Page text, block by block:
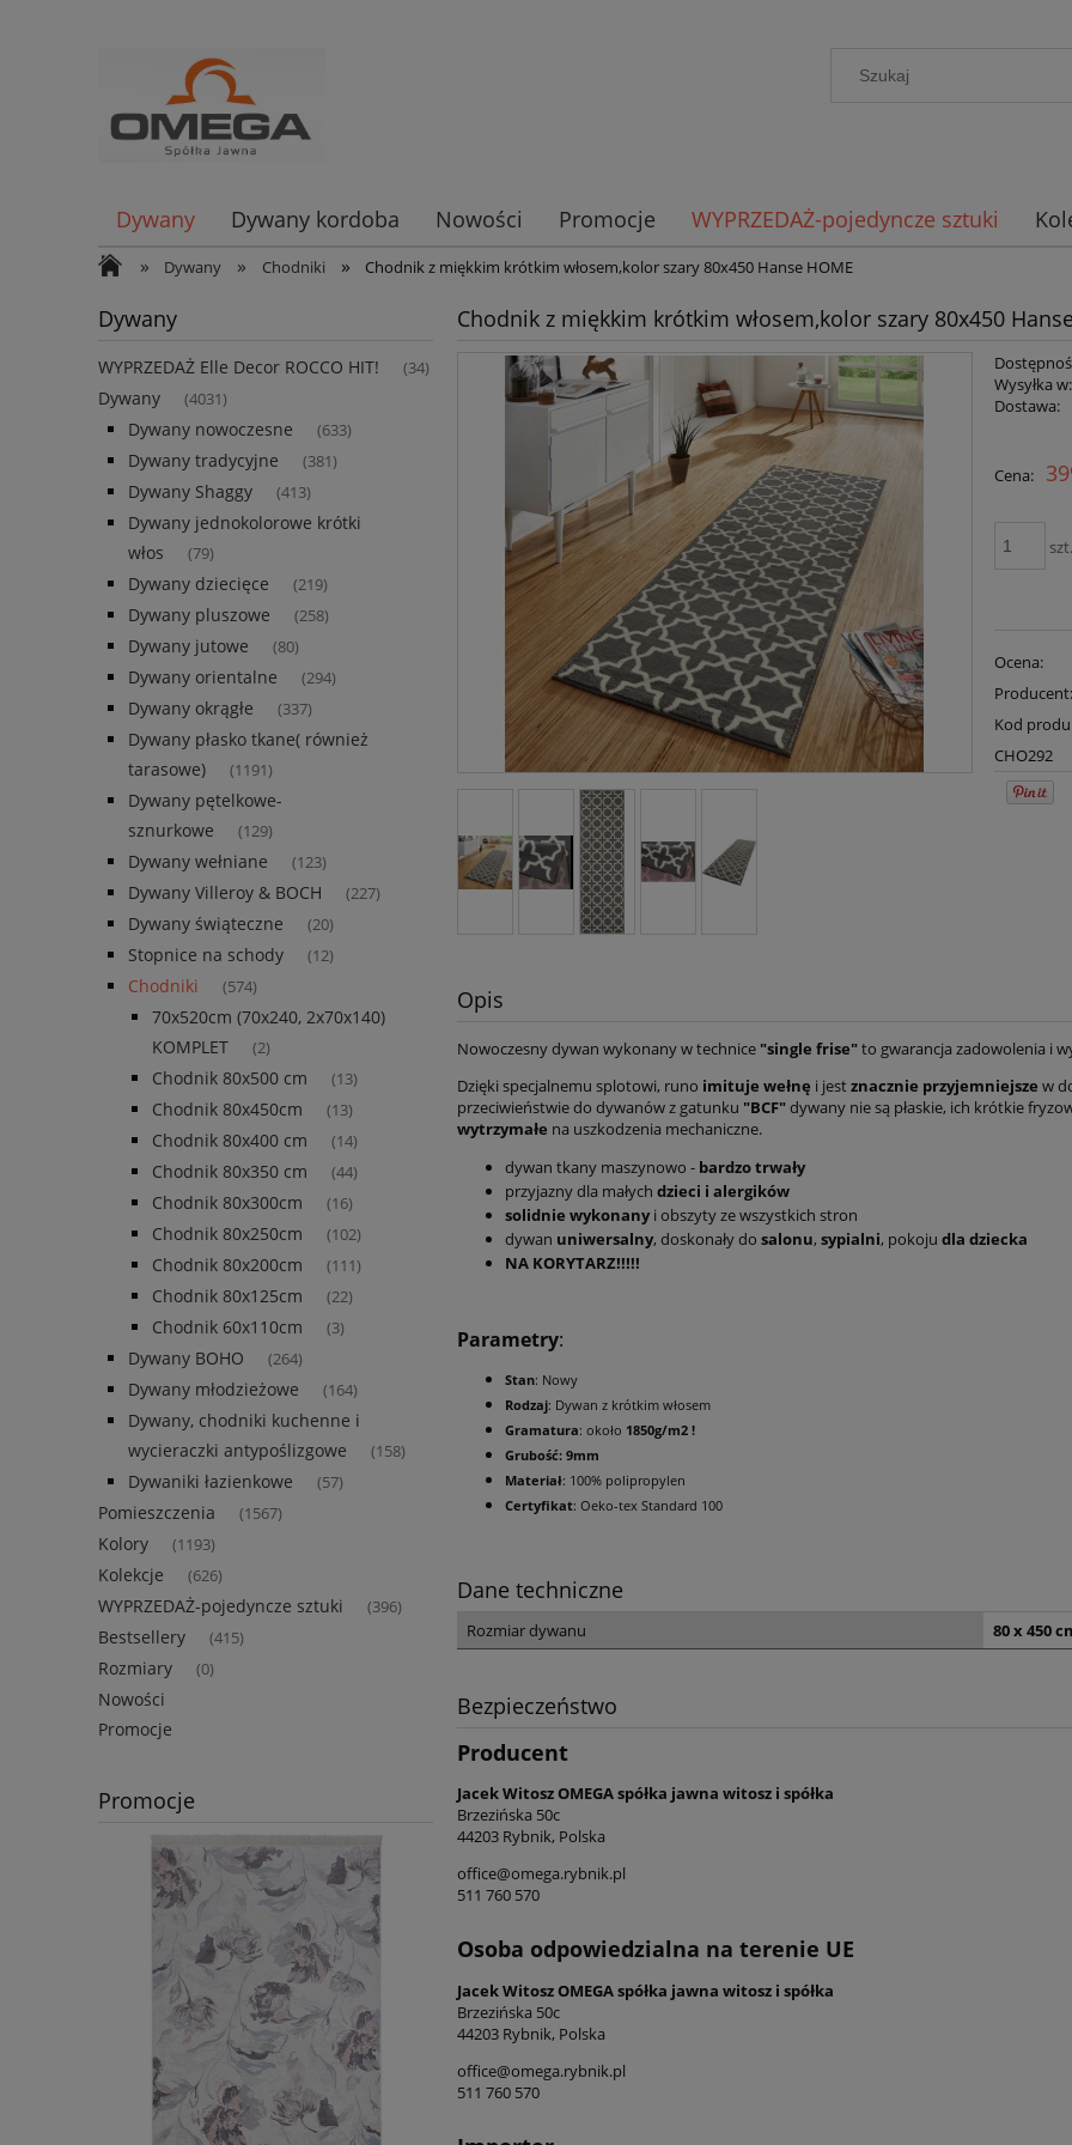
Dywany Dywany kordoba Nowości Promocje WYPRZEDAŻ-pojedyncze sztuki
» Dywany » Chodniki » Chodnik z miękkim krótkim włosem,kolor szary 80x450 Hanse HOME
Dywany
WYPRZEDAŻ Elle Decor ROCCO HIT! (34)
Dywany (4031)
Dywany nowoczesne (633)
Dywany tradycyjne (381)
Dywany Shaggy (413)
Dywany jednokolorowe krótki
włos
(79)
Dywany dziecięce (219)
Dywany pluszowe (258)
Dywany jutowe (80)
Dywany orientalne (294)
Dywany okrągłe (337)
Dywany płasko tkane( również
tarasowe)
(1191)
Dywany pętelkowe-
sznurkowe
(129)
Dywany wełniane (123)
Dywany Villeroy & BOCH (227)
Dywany świąteczne (20)
Stopnice na schody (12)
Chodniki (574)
70x520cm (70x240, 2x70x140)
KOMPLET
(2)
Chodnik 80x500 cm (13)
Chodnik 80x450cm (13)
Chodnik 80x400 cm (14)
Chodnik 80x350 cm (44)
Chodnik 80x300cm (16)
Chodnik 80x250cm (102)
Chodnik 80x200cm (111)
Chodnik 80x125cm (22)
Chodnik 60x110cm (3)
Dywany BOHO (264)
Dywany młodzieżowe (164)
Dywany, chodniki kuchenne i
wycieraczki antypoślizgowe
(158)
Dywaniki łazienkowe (57)
Pomieszczenia (1567)
Kolory (1193)
Kolekcje (626)
WYPRZEDAŻ-pojedyncze sztuki (396)
Bestsellery (415)
Rozmiary (0)
Nowości
Promocje
Promocje
Chodnik z miękkim krótkim włosem,kolor szary 80x450
Wysyłka w:
Dostawa:
Cena:
Ocena:
Kod
CHO292
Opis
Nowoczesny dywan wykonany w technice "single frise"to gwarancja zadowolenia i
Dzięki specjalnemu splotowi, runo imituje wełnę i jestznacznie przyjemniejsze w
przeciwieństwie do dywanów z gatunku "BCF"dywany nie są płaskie, ich krótkie
wytrzymałe na uszkodzenia mechaniczne.
dywan tkany maszynowo - bardzo trwały
przyjazny dla małych dzieci i alergików
solidnie wykonanyi obszyty ze wszystkich stron
dywan uniwersalny, doskonały do salonu, sypialni, pokoju dla dziecka
NA KORYTARZ!!!!!
Parametry:
Stan: Nowy
Rodzaj: Dywan z krótkim włosem
Gramatura: około 1850g/m2 !
Grubość: 9mm
Materiał: 100% polipropylen
Certyfikat: Oeko-tex Standard 100
Dane techniczne
Rozmiar dywanu 80 x 450
Bezpieczeństwo
Producent
Jacek Witosz OMEGA spółka jawna witosz i spółka
Brzezińska 50c
44203 Rybnik, Polska
office@omega.rybnik.pl
511 760 570
Osoba odpowiedzialna na terenie UE
Jacek Witosz OMEGA spółka jawna witosz i spółka
Brzezińska 50c
44203 Rybnik, Polska
office@omega.rybnik.pl
511 760 570